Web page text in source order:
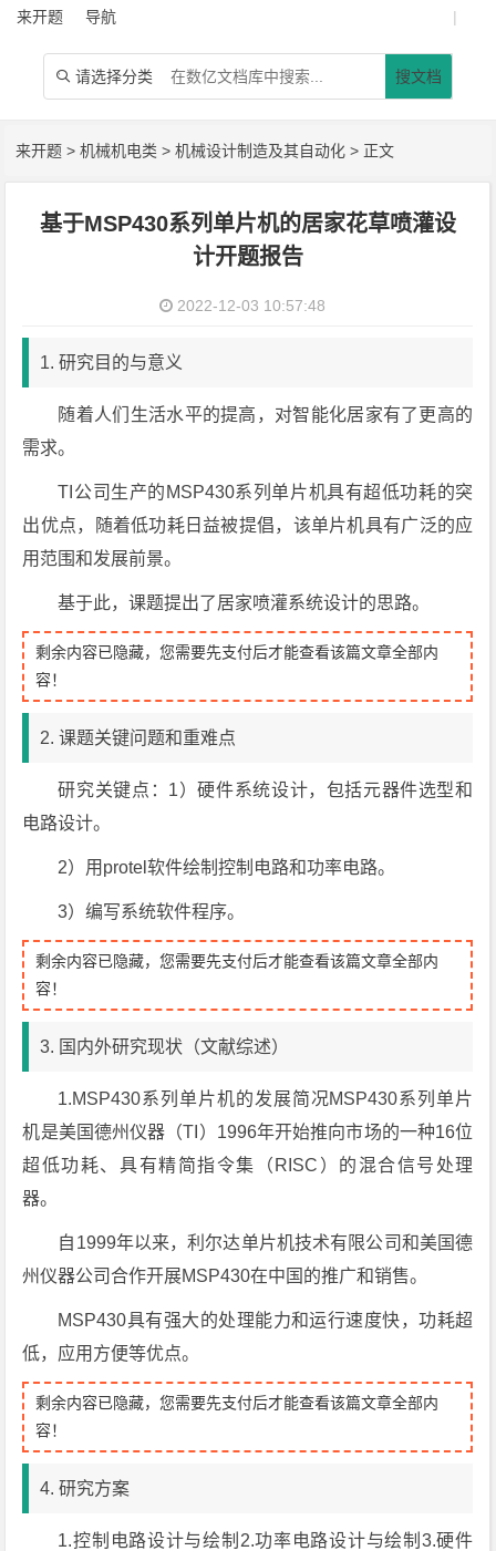
来开题 导航 |
 请选择分类 搜文档
来开题 >机械机电类 >机械设计制造及其自动化 > 正文
基于MSP430系列单片机的居家花草喷灌设
计开题报告
2022-12-03 10:57:48
1. 研究目的与意义
随着人们生活水平的提高，对智能化居家有了更高的
需求。
TI公司生产的MSP430系列单片机具有超低功耗的突
出优点，随着低功耗日益被提倡，该单片机具有广泛的应
用范围和发展前景。
基于此，课题提出了居家喷灌系统设计的思路。
剩余内容已隐藏，您需要先支付后才能查看该篇文章全部内
容！
2. 课题关键问题和重难点
研究关键点：1）硬件系统设计，包括元器件选型和
电路设计。
2）用protel软件绘制控制电路和功率电路。
3）编写系统软件程序。
剩余内容已隐藏，您需要先支付后才能查看该篇文章全部内
容！
3. 国内外研究现状（文献综述）
1.MSP430系列单片机的发展简况MSP430系列单片
机是美国德州仪器（TI）1996年开始推向市场的一种16位
超低功耗、具有精简指令集（RISC）的混合信号处理
器。
自1999年以来，利尔达单片机技术有限公司和美国德
州仪器公司合作开展MSP430在中国的推广和销售。
MSP430具有强大的处理能力和运行速度快，功耗超
低，应用方便等优点。
剩余内容已隐藏，您需要先支付后才能查看该篇文章全部内
容！
4. 研究方案
1.控制电路设计与绘制2.功率电路设计与绘制3.硬件